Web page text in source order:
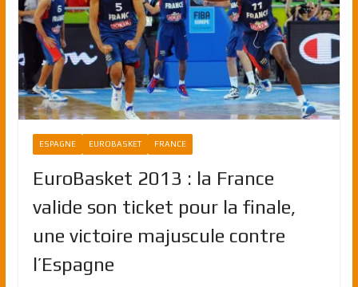
ESPAGNE EUROBASKET FRANCE
EuroBasket 2013 : la France
valide son ticket pour la finale,
une victoire majuscule contre
l’Espagne